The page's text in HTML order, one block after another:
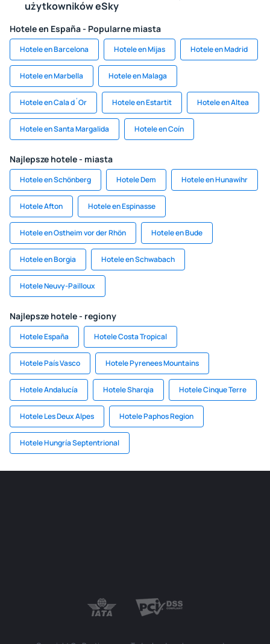
użytkowników eSky
Hotele en España - Popularne miasta
Hotele en Barcelona Hotele en Mijas Hotele en Madrid
Hotele en Marbella Hotele en Malaga
Hotele en Cala d´Or Hotele en Estartit Hotele en Altea
Hotele en Santa Margalida Hotele en Coín
Najlepsze hotele - miasta
Hotele en Schönberg Hotele Dem Hotele en Hunawihr
Hotele Afton Hotele en Espinasse
Hotele en Ostheim vor der Rhön Hotele en Bude
Hotele en Borgia Hotele en Schwabach
Hotele Neuvy-Pailloux
Najlepsze hotele - regiony
Hotele España Hotele Costa Tropical
Hotele País Vasco Hotele Pyrenees Mountains
Hotele Andalucía Hotele Sharqia Hotele Cinque Terre
Hotele Les Deux Alpes Hotele Paphos Region
Hotele Hungría Septentrional